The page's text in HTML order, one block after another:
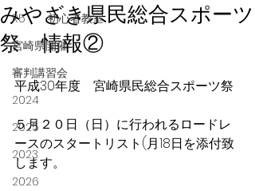
R5 初心者教室
宮崎県開催
審判講習会
2024
2025
2023
2026
みやざき県民総合スポーツ
祭 情報②
平成30年度　宮崎県民総合スポーツ祭
５月２０日（日）に行われるロードレ
ースのスタートリスト(月18日を添付致
します。